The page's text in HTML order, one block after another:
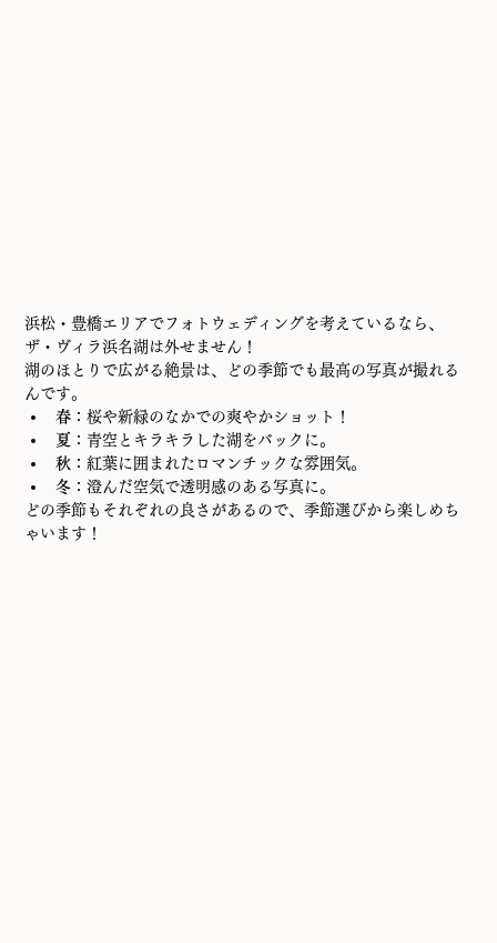
浜松・豊橋エリアでフォトウェディングを考えているなら、
ザ・ヴィラ浜名湖は外せません！
湖のほとりで広がる絶景は、どの季節でも最高の写真が撮れる
んです。
春 ：桜や新緑のなかでの爽やかショット！
夏
：青空とキラキラした湖をバックに。
秋 ：紅葉に囲まれたロマンチックな雰囲気。
冬 ：澄んだ空気で透明感のある写真に。
どの季節もそれぞれの良さがあるので、季節選びから楽しめち
ゃいます！